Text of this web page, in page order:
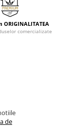
ORIGINALITATEA
comercializate
de